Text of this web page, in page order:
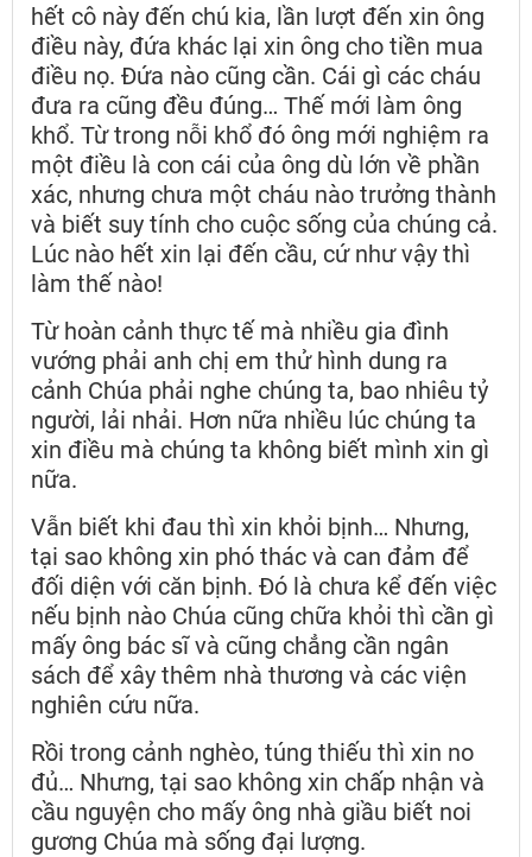
hết cô này đến chú kia, lần lượt đến xin ông
điều này, đứa khác lại xin ông cho tiền mua
điều nọ. Đứa nào cũng cần. Cái gì các cháu
đưa ra cũng đều đúng… Thế mới làm ông
khổ. Từ trong nỗi khổ đó ông mới nghiệm ra
một điều là con cái của ông dù lớn về phần
xác, nhưng chưa một cháu nào trưởng thành
và biết suy tính cho cuộc sống của chúng cả.
Lúc nào hết xin lại đến cầu, cứ như vậy thì
làm thế nào!
Từ hoàn cảnh thực tế mà nhiều gia đình
vướng phải anh chị em thử hình dung ra
cảnh Chúa phải nghe chúng ta, bao nhiêu tỷ
người, lải nhải. Hơn nữa nhiều lúc chúng ta
xin điều mà chúng ta không biết mình xin gì
nữa.
Vẫn biết khi đau thì xin khỏi bịnh… Nhưng,
tại sao không xin phó thác và can đảm để
đối diện với căn bịnh. Đó là chưa kể đến việc
nếu bịnh nào Chúa cũng chữa khỏi thì cần gì
mấy ông bác sĩ và cũng chẳng cần ngân
sách để xây thêm nhà thương và các viện
nghiên cứu nữa.
Rồi trong cảnh nghèo, túng thiếu thì xin no
đủ… Nhưng, tại sao không xin chấp nhận và
cầu nguyện cho mấy ông nhà giầu biết noi
gương Chúa mà sống đại lượng.